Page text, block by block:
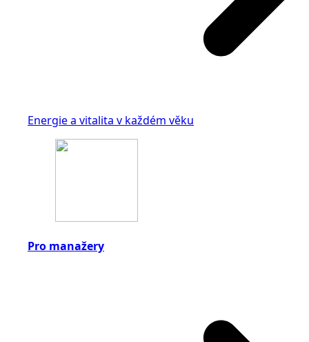
Energie a vitalita v každém věku
Pro manažery